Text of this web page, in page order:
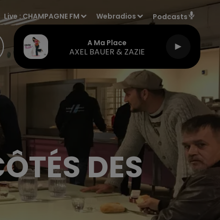
Live :CHAMPAGNE FM Webradios Podcasts
A Ma Place
AXEL BAUER & ZAZIE
DES